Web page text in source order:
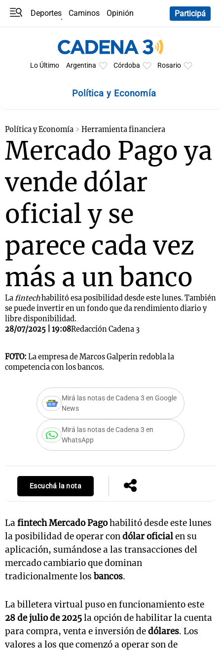
Deportes Caminos
Opinión
Participá
Lo Último Argentina Córdoba Rosario
Política y Economía
Política y Economía Herramienta financiera
Mercado Pago ya
vende dólar
oficial y se
parece cada vez
más a un banco
Lafintechhabilitó esa posibilidad desde este lunes. También
se puede invertir en un fondo que da rendimiento diario y
libre disponibilidad.
28/07/2025 | 19:08Redacción Cadena 3
FOTO: La empresa de Marcos Galperin redobla la
competencia con los bancos.
Mirá las notas de Cadena 3 en Google
News
Mirá las notas de Cadena 3 en
WhatsApp
Escuchá la nota
LafintechMercado Pagohabilitó desde este lunes
la posibilidad de operar condólar oficialen su
aplicación, sumándose a las transacciones del
mercado cambiario que dominan
tradicionalmente los bancos.
La billetera virtual puso en funcionamiento este
28 de julio de 2025la opción de habilitar la cuenta
para compra, venta e inversión dedólares. Los
valores a los que comenzó a operar son de
Notas
Mundial 2026
Cadena 3